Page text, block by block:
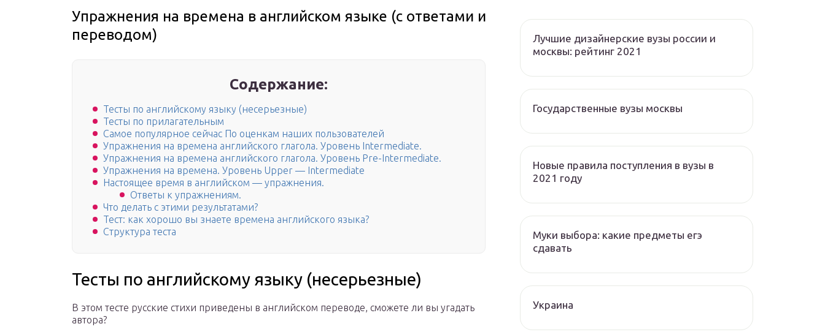
Упражнения на времена в английском языке (с ответами и
переводом)
Содержание:
Тесты по английскому языку (несерьезные)
Тесты по прилагательным
Самое популярное сейчас По оценкам наших пользователей
Упражнения на времена английского глагола. Уровень Intermediate.
Упражнения на времена английского глагола. Уровень Pre-Intermediate.
Упражнения на времена. Уровень Upper — Intermediate
Настоящее время в английском — упражнения.
Ответы к упражнениям.
Что делать с этими результатами?
Тест: как хорошо вы знаете времена английского языка?
Структура теста
Тесты по английскому языку (несерьезные)
В этом тесте русские стихи приведены в английском переводе, сможете ли вы угадать
автора?
Лучшие дизайнерские вузы россии и
москвы: рейтинг 2021
Государственные вузы москвы
Новые правила поступления в вузы в
2021 году
Муки выбора: какие предметы егэ
сдавать
Украина